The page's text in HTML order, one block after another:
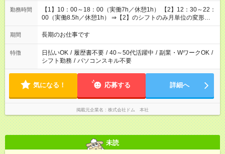
勤務時間
【1】10：00～18：00（実働7h／休憩1h） 【2】12：30～22：
00（実働8.5h／休憩1h） ⇒【2】のシフトのみ月単位の変形労
働制：160～177.1h/月（超過分は別途全額支給）
期間 長期のお仕事です
特徴 日払いOK / 履歴書不要 / 40～50代活躍中 / 副業・WワークOK /
シフト勤務 / パソコンスキル不要
気になる！ 応募する 詳細へ
掲載元企業名 株式会社ドム 本社
未読